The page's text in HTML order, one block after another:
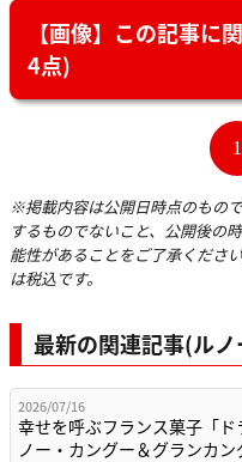
【画像】この記事に
4点)
1
※掲載内容は公開日時点のもの
するものでないこと、公開後の
能性があることをご了承くださ
は税込です。
最新の関連記事(ルノ
2026/07/16
幸せを呼ぶフランス菓子「
ノー・カングー＆グランカ